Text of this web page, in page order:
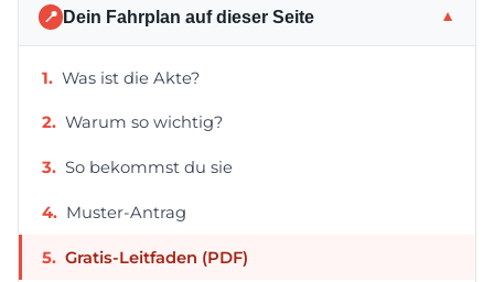
📍 Dein Fahrplan auf dieser Seite ▼
Was ist die Akte?
Warum so wichtig?
So bekommst du sie
Muster-Antrag
Gratis-Leitfaden (PDF)